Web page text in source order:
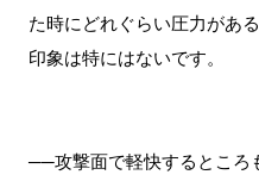
た時にどれぐらい圧力があ
印象は特にはないです。
──攻撃面で軽快するところ